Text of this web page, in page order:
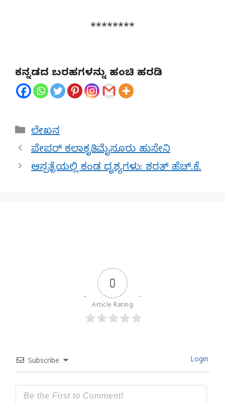
********
ಕನ್ನಡದ ಬರಹಗಳನ್ನು ಹಂಚಿ ಹರಡಿ
Categories
ಲೇಖನ
ಪೇಪರ್ ಕಲಾಕೃತಿ: ಮೈಸೂರು ಹುಸೇನಿ
ಆಸ್ಪತ್ರೆಯಲ್ಲಿ ಕಂಡ ದೃಶ್ಯಗಳು: ಶರತ್ ಹೆಚ್.ಕೆ.
0
Article Rating
Subscribe Login